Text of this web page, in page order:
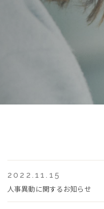
2022.11.15
人事異動に関するお知らせ